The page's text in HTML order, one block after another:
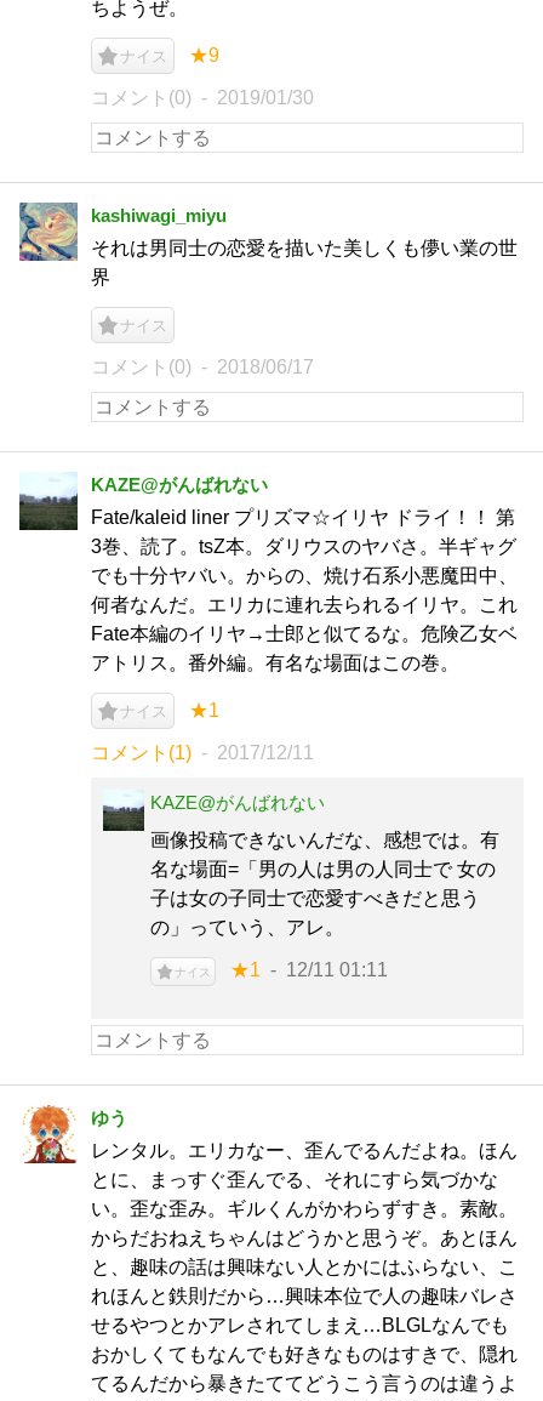
ちようぜ。
ナイス ★9
コメント(0) 2019/01/30
kashiwagi_miyu
それは男同士の恋愛を描いた美しくも儚い業の世
界
ナイス
コメント(0) 2018/06/17
KAZE@がんばれない
Fate/kaleid liner プリズマ☆イリヤ ドライ！！ 第
3巻、読了。tsZ本。ダリウスのヤバさ。半ギャグ
でも十分ヤバい。からの、焼け石系小悪魔田中、
何者なんだ。エリカに連れ去られるイリヤ。これ
Fate本編のイリヤ→士郎と似てるな。危険乙女ベ
アトリス。番外編。有名な場面はこの巻。
ナイス ★1
コメント(1) 2017/12/11
KAZE@がんばれない
画像投稿できないんだな、感想では。有
名な場面=「男の人は男の人同士で 女の
子は女の子同士で恋愛すべきだと思う
の」っていう、アレ。
ナイス ★1 12/11 01:11
ゆう
レンタル。エリカなー、歪んでるんだよね。ほん
とに、まっすぐ歪んでる、それにすら気づかな
い。歪な歪み。ギルくんがかわらずすき。素敵。
からだおねえちゃんはどうかと思うぞ。あとほん
と、趣味の話は興味ない人とかにはふらない、こ
れほんと鉄則だから…興味本位で人の趣味バレさ
せるやつとかアレされてしまえ…BLGLなんでも
おかしくてもなんでも好きなものはすきで、隠れ
てるんだから暴きたててどうこう言うのは違うよ